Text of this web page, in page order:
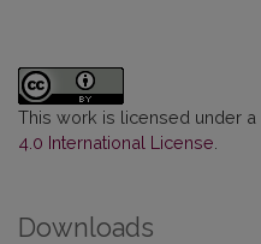
This work is licensed under a
4.0 International License
Downloads